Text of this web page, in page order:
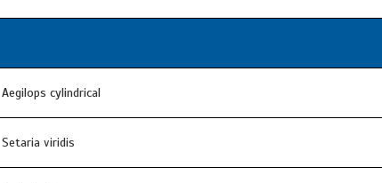
Aegilops cylindrical
Setaria viridis